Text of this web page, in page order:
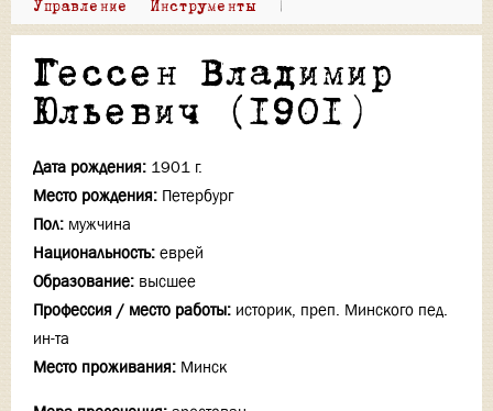
Управление Инструменты |
Гессен Владимир
Юльевич (1901)
Дата рождения: 1901 г.
Место рождения: Петербург
Пол: мужчина
Национальность: еврей
Образование: высшее
Профессия / место работы: историк, преп. Минского пед.
ин-та
Место проживания: Минск